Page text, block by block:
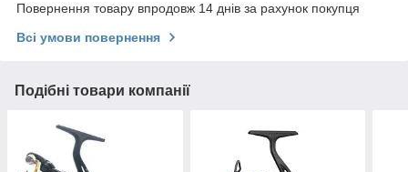
Повернення товару впродовж 14 днів за рахунок покупця
Всі умови повернення
Подібні товари компанії